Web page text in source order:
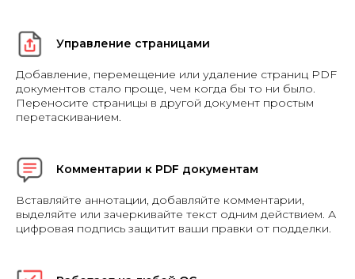
Управление страницами
Добавление, перемещение или удаление страниц PDF
документов стало проще, чем когда бы то ни было.
Переносите страницы в другой документ простым
перетаскиванием.
Комментарии к PDF документам
Вставляйте аннотации, добавляйте комментарии,
выделяйте или зачеркивайте текст одним действием. А
цифровая подпись защитит ваши правки от подделки.